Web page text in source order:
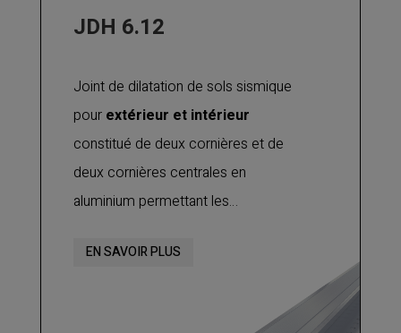
JDH 6.12
Joint de dilatation de sols sismique
pour extérieur et intérieur
constitué de deux cornières et de
deux cornières centrales en
aluminium permettant les
contraction, ainsi que les
. Utilisable pour tout
EN SAVOIR PLUS